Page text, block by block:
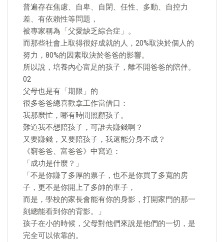
普遍存在焦慮、自卑、自閉、任性、多動、自控力
差、有依賴性等問題，
被專家稱為「父愛缺乏綜合症」。
而那些社會上取得很好成就的人，20%取決於個人的
努力，80%的因素取決於爸爸的影響。
所以說，培養內心富足的孩子，離不開爸爸的陪伴。
02
父母也是有「期限」的
很多爸爸總喜歡拿工作當借口：
我那麼忙，哪有時間照顧孩子。
難道我不想陪孩子，可誰去賺錢啊？
又要賺錢，又要陪孩子，我還能分身不成？
《窮爸爸、富爸爸》中寫道：
「成功是什麼？」
「不是你賺了多厚的票子，也不是你買了多寬的房
子，更不是你開上了多帥的車子，
而是，學校的家長會能有你的身影，打開家門的那一
刻總能看到你的背影。」
孩子在小的時候，父母對他們來說是他們的一切，是
完全可以依靠的。